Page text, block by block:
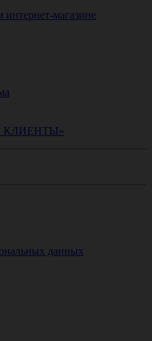
интернет-магазине
КЛИЕНТЫ»
данных